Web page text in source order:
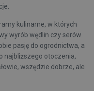
kulinarne, w których
wyrób wędlin czy serów.
pasję do ogrodnictwa, a
najbliższego otoczenia,
wszędzie dobrze, ale